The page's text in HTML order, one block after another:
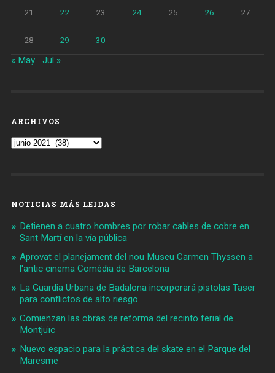
21 22 23 24 25 26 27
28 29 30
« May Jul »
ARCHIVOS
Archivos
NOTICIAS MÁS LEIDAS
Detienen a cuatro hombres por robar cables de cobre en
Sant Martí en la vía pública
Aprovat el planejament del nou Museu Carmen Thyssen a
l'antic cinema Comèdia de Barcelona
La Guardia Urbana de Badalona incorporará pistolas Taser
para conflictos de alto riesgo
Comienzan las obras de reforma del recinto ferial de
Montjuïc
Nuevo espacio para la práctica del skate en el Parque del
Maresme